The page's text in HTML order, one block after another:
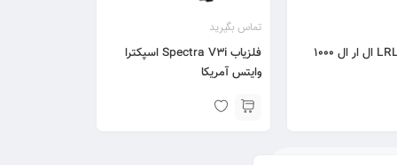
تماس بگیرید
فلزیاب Spectra V3i اسپکترا
وایتس آمریکا